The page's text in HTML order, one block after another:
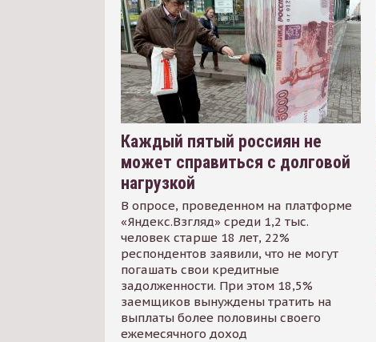
Каждый пятый россиян не
может справиться с долговой
нагрузкой
В опросе, проведенном на платформе
«Яндекс.Взгляд» среди 1,2 тыс.
человек старше 18 лет, 22%
респондентов заявили, что не могут
погашать свои кредитные
задолженности. При этом 18,5%
заемщиков вынуждены тратить на
выплаты более половины своего
ежемесячного доход